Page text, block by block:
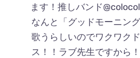
ます！推しバンド
なんと「グッドモーニン
歌うらしいのでワクワク
ス！！ラブ先生ですから